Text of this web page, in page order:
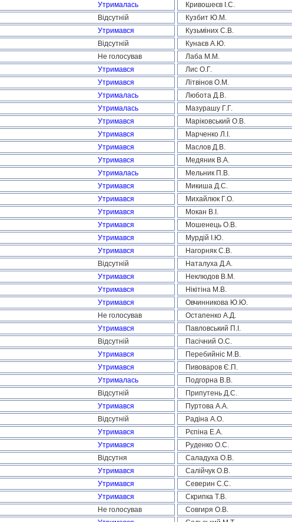
Утрималась Кривошеєв І.С.
Відсутній Кузбит Ю.М.
Утримався Кузьміних С.В.
Відсутній Кунаєв А.Ю.
Не голосував Лаба М.М.
Утримався Лис О.Г.
Утримався Літвінов О.М.
Утрималась Любота Д.В.
Утрималась Мазурашу Г.Г.
Утримався Маріковський О.В.
Утримався Марченко Л.І.
Утримався Маслов Д.В.
Утримався Медяник В.А.
Утрималась Мельник П.В.
Утримався Микиша Д.С.
Утримався Михайлюк Г.О.
Утримався Мокан В.І.
Утримався Мошенець О.В.
Утримався Мурдій І.Ю.
Утримався Нагорняк С.В.
Відсутній Наталуха Д.А.
Утримався Неклюдов В.М.
Утримався Нікітіна М.В.
Утримався Овчинникова Ю.Ю.
Не голосував Остапенко А.Д.
Утримався Павловський П.І.
Відсутній Пасічний О.С.
Утримався Перебийніс М.В.
Утримався Пивоваров Є.П.
Утрималась Подгорна В.В.
Відсутній Припутень Д.С.
Утримався Пуртова А.А.
Відсутній Радіна А.О.
Утримався Рєпіна Е.А.
Утримався Руденко О.С.
Відсутня Саладуха О.В.
Утримався Салійчук О.В.
Утримався Северин С.С.
Утримався Скрипка Т.В.
Не голосував Совгиря О.В.